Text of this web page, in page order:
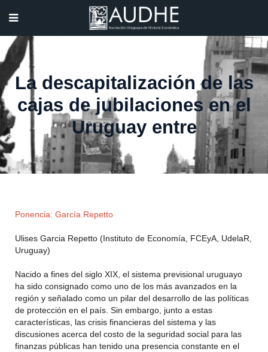
La descapitalización de las
cajas de jubilaciones en el
Uruguay entre
Ponencia: García Repetto
Ulises Garcia Repetto (Instituto de Economía, FCEyA, UdelaR,
Uruguay)
Nacido a fines del siglo XIX, el sistema previsional uruguayo
ha sido consignado como uno de los más avanzados en la
región y señalado como un pilar del desarrollo de las políticas
de protección en el país. Sin embargo, junto a estas
características, las crisis financieras del sistema y las
discusiones acerca del costo de la seguridad social para las
finanzas públicas han tenido una presencia constante en el